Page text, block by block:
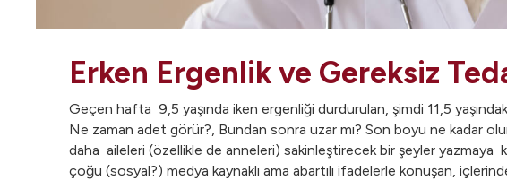
Erken Ergenlik ve Gereksiz
Geçen hafta 9,5 yaşında iken ergenliği durdurulan, şimdi 11,5
Ne zaman adet görür?, Bundan sonra uzar mı? Son boyu ne kadar
daha aileleri (özellikle de anneleri) sakinleştirecek bir şeyler
çoğu (sosyal?) medya kaynaklı ama abartılı ifadelerle konuşan,